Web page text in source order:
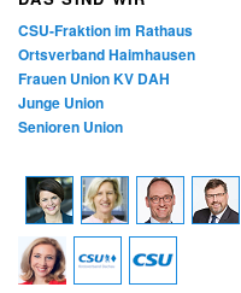
e
n
CSU-Fraktion im Rathaus
Ortsverband Haimhausen
Frauen Union KV DAH
Junge Union
Senioren Union